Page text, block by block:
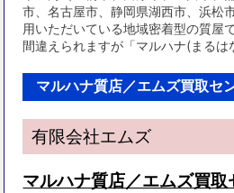
市、名古屋市、静岡県湖西市、浜松
用いただいている地域密着型の質屋
間違えられますが「マルハナ(まるは
マルハナ質店／エムズ買取セ
有限会社エムズ
マルハナ質店／エムズ買取